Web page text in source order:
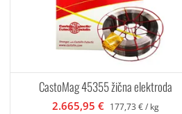
CastoMag 45355 žična elektroda
2.665,95 € 177,73 € / kg